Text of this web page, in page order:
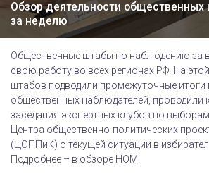
Обзор деятельности общественных
за неделю
Общественные штабы по наблюдению за
свою работу во всех регионах РФ. На
штабов подводили промежуточные итоги
общественных наблюдателей, проводили
заседания экспертных клубов по
Центра общественно-политических
(ЦОППиК) о текущей ситуации в
Подробнее – в обзоре НОМ.